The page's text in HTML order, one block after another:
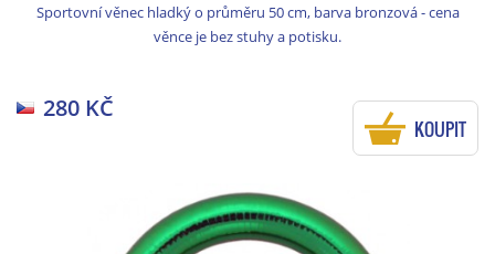
Sportovní věnec hladký o průměru 50 cm, barva bronzová - cena
věnce je bez stuhy a potisku.
280 KČ
KOUPIT